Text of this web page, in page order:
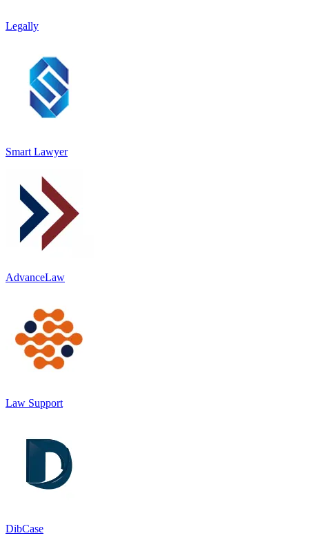
Legally
Smart Lawyer
AdvanceLaw
Law Support
DibCase